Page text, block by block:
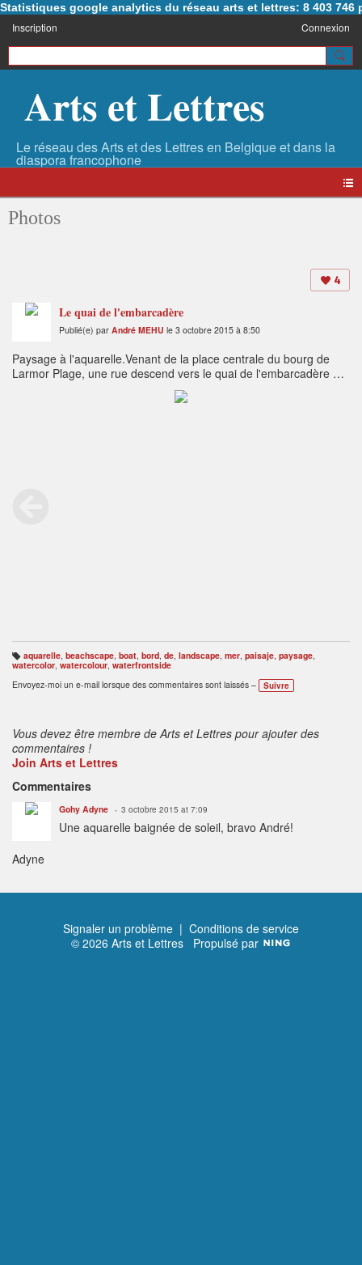
Statistiques google analytics du réseau arts et lettres: 8 403 746
Inscription Connexion
Arts et Lettres
Photos
4
Le quai de l'embarcadère
Publié(e) par André MEHU le 3 octobre 2015 à 8:50
Paysage à l'aquarelle.Venant de la place centrale du bourg de
Larmor Plage, une rue descend vers le quai de l'embarcadère qui
borde l'extrémité de la plage de Toulhars.
B
ali
s
e
aquarelle, beachscape, boat, bord, de, landscape, mer, paisaje, paysage,
watercolor watercolour waterfrontside
Envoyez-moi un e-mail lorsque des commentaires sont laissés –
Suivre
Vous devez être membre de Arts et Lettres pour ajouter des
commentaires !
Join Arts et Lettres
Commentaires
Gohy Adyne 3 octobre 2015 at 7:09
Une aquarelle baignée de soleil, bravo André!
Adyne
Signaler un problème | Conditions de service
© 2026 Arts et Lettres Propulsé par